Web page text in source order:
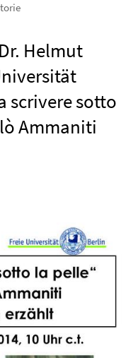
Helmut
scrivere sotto
Ammaniti